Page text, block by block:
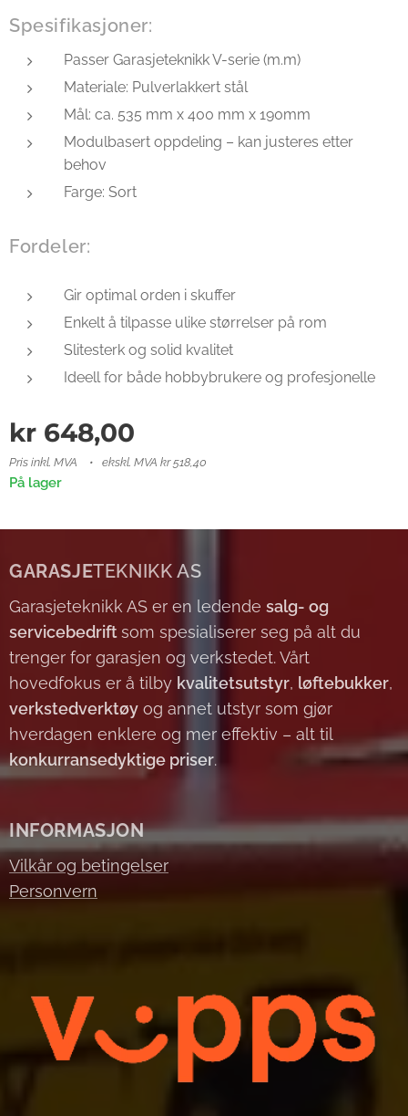
Spesifikasjoner:
Passer Garasjeteknikk V-serie (m.m)
Materiale: Pulverlakkert stål
Mål: ca. 535 mm x 400 mm x 190mm
Modulbasert oppdeling – kan justeres etter
behov
Farge: Sort
Fordeler:
Gir optimal orden i skuffer
Enkelt å tilpasse ulike størrelser på rom
Slitesterk og solid kvalitet
Ideell for både hobbybrukere og profesjonelle
kr 648,00
Pris inkl. MVA ekskl. MVA kr 518,40
På lager
GARASJETEKNIKK AS
Garasjeteknikk AS er en ledende salg- og
servicebedriftsom spesialiserer seg på alt du
trenger for garasjen og verkstedet. Vårt
hovedfokus er å tilby kvalitetsutstyr, løftebukker,
verkstedverktøy og annet utstyr som gjør
hverdagen enklere og mer effektiv – alt til
konkurransedyktige priser.
INFORMASJON
Vilkår og betingelser
Personvern